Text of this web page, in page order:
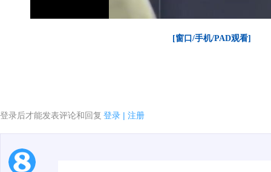
[窗口/手机/PAD观看]
登录后才能发表评论和回复 登录 | 注册